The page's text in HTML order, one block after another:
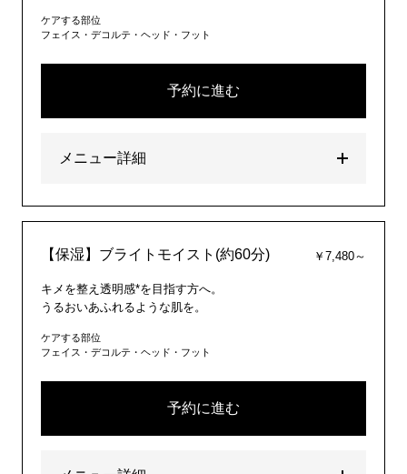
ケアする部位
フェイス・デコルテ・ヘッド・フット
予約に進む
メニュー詳細
【保湿】ブライトモイスト(約60分) ￥7,480～
キメを整え透明感*を目指す方へ。
うるおいあふれるような肌を。
ケアする部位
フェイス・デコルテ・ヘッド・フット
予約に進む